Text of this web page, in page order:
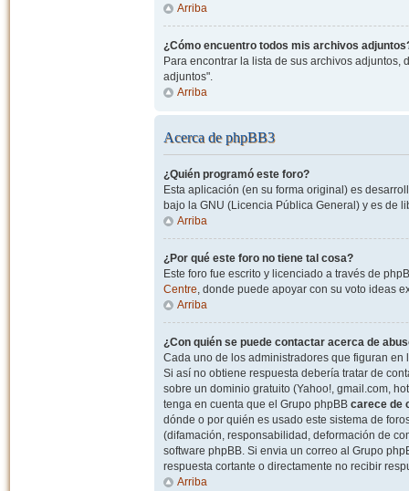
Arriba
¿Cómo encuentro todos mis archivos
Para encontrar la lista de sus archivos
adjuntos".
Arriba
Acerca de phpBB3
¿Quién programó este foro?
Esta aplicación (en su forma original) es
bajo la GNU (Licencia Pública General) y es de
Arriba
¿Por qué este foro no tiene tal cosa?
Este foro fue escrito y licenciado a través de
Centre, donde puede apoyar con su voto ideas
Arriba
¿Con quién se puede contactar acerca de
Cada uno de los administradores que figuran
Si así no obtiene respuesta debería tratar de
sobre un dominio gratuito (Yahoo!, gmail.com,
tenga en cuenta que el Grupo phpBB carece de
dónde o por quién es usado este sistema de
(difamación, responsabilidad, deformación de
software phpBB. Si envia un correo al Grupo
respuesta cortante o directamente no recibir
Arriba